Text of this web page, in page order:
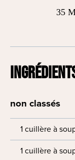
35
non classés
1 cuillère à
1 cuillère à